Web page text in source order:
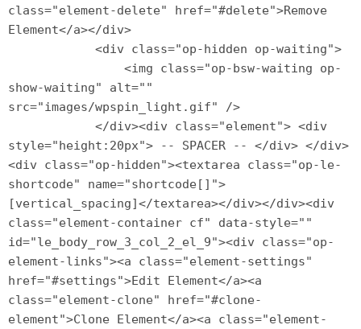
class="element-delete" href="#delete">Remove
Element</a></div>
show-waiting" alt=""
src="images/wpspin_light.gif" />
style="height:20px"> -- SPACER -- </div> </div>
<div class="op-hidden"><textarea class="op-le-
shortcode" name="shortcode[]">
[vertical_spacing]</textarea></div></div><div
class="element-container cf" data-style=""
id="le_body_row_3_col_2_el_9"><div class="op-
element-links"><a class="element-settings"
href="#settings">Edit Element</a><a
class="element-clone" href="#clone-
element">Clone Element</a><a class="element-